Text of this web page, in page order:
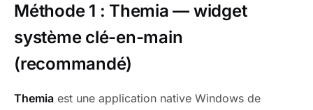
Méthode 1 : Themia — widget
système clé-en-main
(recommandé)
Themia est une application native Windows de